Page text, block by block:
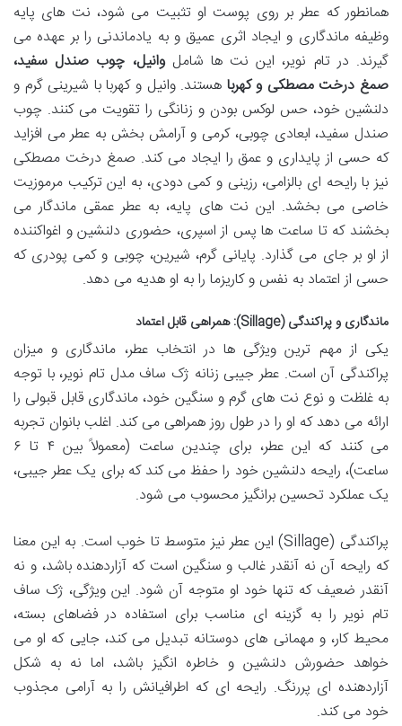
همانطور که عطر بر روی پوست او تثبیت می شود، نت های پایه
وظیفه ماندگاری و ایجاد اثری عمیق و به یادماندنی را بر عهده می
گیرند. در تام نویر، این نت ها شاملوانیل، چوب صندل سفید،
صمغ درخت مصطکی و کهربا هستند. وانیل و کهربا با شیرینی گرم و
دلنشین خود، حس لوکس بودن و زنانگی را تقویت می کنند. چوب
صندل سفید، ابعادی چوبی، کرمی و آرامش بخش به عطر می افزاید
که حسی از پایداری و عمق را ایجاد می کند. صمغ درخت مصطکی
نیز با رایحه ای بالزامی، رزینی و کمی دودی، به این ترکیب مرموزیت
خاصی می بخشد. این نت های پایه، به عطر عمقی ماندگار می
بخشند که تا ساعت ها پس از اسپری، حضوری دلنشین و اغواکننده
از او بر جای می گذارد. پایانی گرم، شیرین، چوبی و کمی پودری که
حسی از اعتماد به نفس و کاریزما را به او هدیه می دهد.
ماندگاری و پراکندگی (Sillage): همراهی قابل اعتماد
یکی از مهم ترین ویژگی ها در انتخاب عطر، ماندگاری و میزان
پراکندگی آن است. عطر جیبی زنانه ژک ساف مدل تام نویر، با توجه
به غلظت و نوع نت های گرم و سنگین خود، ماندگاری قابل قبولی را
ارائه می دهد که او را در طول روز همراهی می کند. اغلب بانوان تجربه
می کنند که این عطر، برای چندین ساعت (معمولاً بین ۴ تا ۶
ساعت)، رایحه دلنشین خود را حفظ می کند که برای یک عطر جیبی،
یک عملکرد تحسین برانگیز محسوب می شود.
پراکندگی (Sillage) این عطر نیز متوسط تا خوب است. به این معنا
که رایحه آن نه آنقدر غالب و سنگین است که آزاردهنده باشد، و نه
آنقدر ضعیف که تنها خود او متوجه آن شود. این ویژگی، ژک ساف
تام نویر را به گزینه ای مناسب برای استفاده در فضاهای بسته،
محیط کار، و مهمانی های دوستانه تبدیل می کند، جایی که او می
خواهد حضورش دلنشین و خاطره انگیز باشد، اما نه به شکل
آزاردهنده ای پررنگ. رایحه ای که اطرافیانش را به آرامی مجذوب
خود می کند.